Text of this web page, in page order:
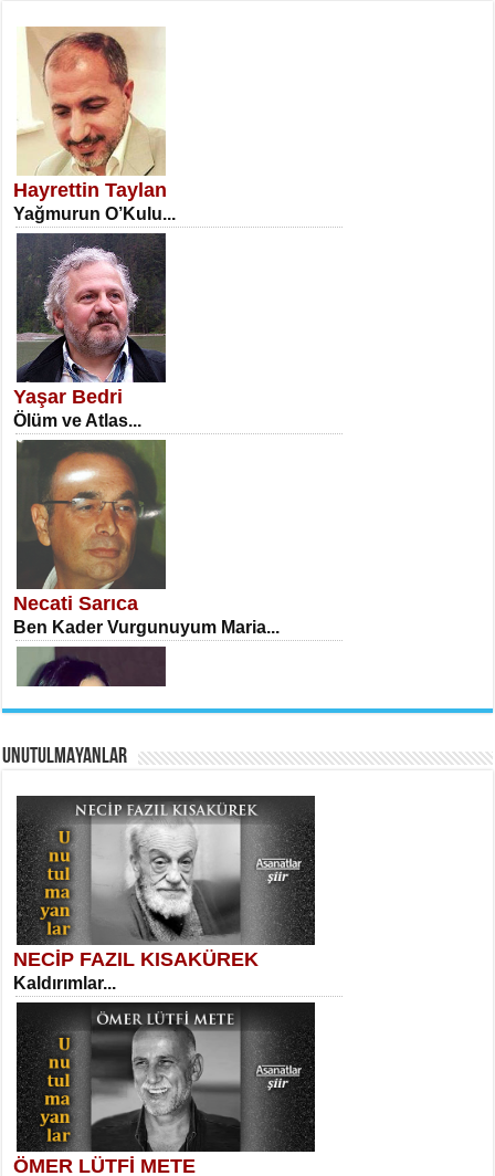
SATILMIŞ ÜMİT ÇETİNKAYA
Erkenlik...
NECLA DİLEK ARSLAN
Öğretmenler Günü Mahkemesi...
İSA KARATEPE
Ekranlar Arasında Kaybolan İnsan...
AHMET URFALI
Tahlil Denemesi...
SELAHATTİN YILDIZ
İnsanın Zindanı...
Hayrettin Taylan
Yağmurun O’Kulu...
Yaşar Bedri
Ölüm ve Atlas...
Necati Sarıca
Ben Kader Vurgunuyum Maria...
Sibel Orhan
İki Kırık Boşluk...
Meral Yağmur
Eski Bir Şiir...
UNUTULMAYANLAR
NECİP FAZIL KISAKÜREK
Kaldırımlar...
ÖMER LÜTFİ METE